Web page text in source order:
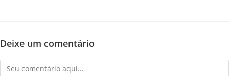
Deixe um comentário